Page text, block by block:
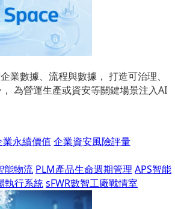
業數據、流程與數據， 打造可治理、
為營運生產或資安等關鍵場景注入AI
業永續價值 企業資安風險評量
能物流 PLM產品生命週期管理 APS智能
執行系統sFWR數智工廠戰情室